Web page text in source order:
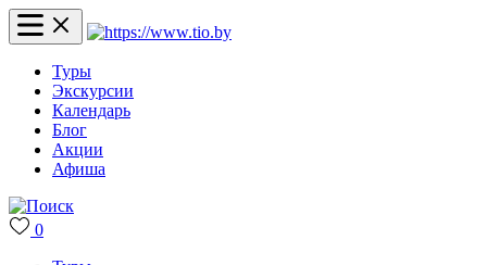
Туры
Экскурсии
Календарь
Блог
Акции
Афиша
0